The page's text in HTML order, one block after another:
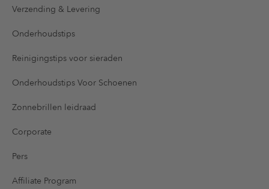
Verzending & Levering
Onderhoudstips
Reinigingstips voor sieraden
Onderhoudstips Voor Schoenen
Zonnebrillen leidraad
Corporate
Pers
Affiliate Program